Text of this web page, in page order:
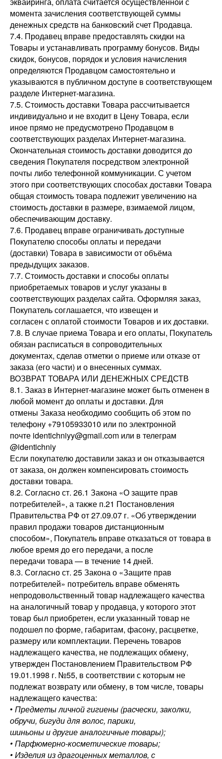
момента зачисления соответствующей суммы
денежных средств на банковский счет Продавца.
7.4. Продавец вправе предоставлять скидки на
Товары и устанавливать программу бонусов. Виды
скидок, бонусов, порядок и условия начисления
определяются Продавцом самостоятельно и
указываются в публичном доступе в соответствующем
разделе Интернет-магазина.
7.5. Стоимость доставки Товара рассчитывается
индивидуально и не входит в Цену Товара, если
иное прямо не предусмотрено Продавцом в
соответствующих разделах Интернет-магазина.
Окончательная стоимость доставки доводится до
сведения Покупателя посредством электронной
почты либо телефонной коммуникации. С учетом
этого при соответствующих способах доставки Товара
общая стоимость товара подлежит увеличению на
стоимость доставки в размере, взимаемой лицом,
обеспечивающим доставку.
7.6. Продавец вправе ограничивать доступные
Покупателю способы оплаты и передачи
(доставки) Товара в зависимости от объёма
предыдущих заказов.
7.7. Стоимость доставки и способы оплаты
приобретаемых товаров и услуг указаны в
соответствующих разделах сайта. Оформляя заказ,
Покупатель соглашается, что извещен и
согласен с оплатой стоимости Товаров и их доставки.
7.8. В случае приема Товара и его оплаты, Покупатель
обязан расписаться в сопроводительных
документах, сделав отметки о приеме или отказе от
заказа (его части) и о внесенных суммах.
ВОЗВРАТ ТОВАРА ИЛИ ДЕНЕЖНЫХ СРЕДСТВ
8.1. Заказ в Интернет-магазине может быть отменен в
любой момент до оплаты и доставки. Для
отмены Заказа необходимо сообщить об этом по
телефону +79105933010 или по электронной
почте identichniyy@gmail.com или в телеграм
@identichniy
Если покупателю доставили заказ и он отказывается
от заказа, он должен компенсировать стоимость
доставки товара.
8.2. Согласно ст. 26.1 Закона «О защите прав
потребителей», а также п.21 Постановления
Правительства РФ от 27.09.07 г. «Об утверждении
правил продажи товаров дистанционным
способом», Покупатель вправе отказаться от товара в
любое время до его передачи, а после
передачи товара — в течение 14 дней.
8.3. Согласно ст. 25 Закона о «Защите прав
потребителей» потребитель вправе обменять
непродовольственный товар надлежащего качества
на аналогичный товар у продавца, у которого этот
товар был приобретен, если указанный товар не
подошел по форме, габаритам, фасону, расцветке,
размеру или комплектации. Перечень товаров
надлежащего качества, не подлежащих обмену,
утвержден Постановлением Правительством РФ
19.01.1998 г. №55, в соответствии с которым не
подлежат возврату или обмену, в том числе, товары
надлежащего качества:
• Предметы личной гигиены (расчески, заколки,
обручи, бигуди для волос, парики,
шиньоны и другие аналогичные товары);
• Парфюмерно-косметические товары;
• Изделия из драгоценных металлов, с